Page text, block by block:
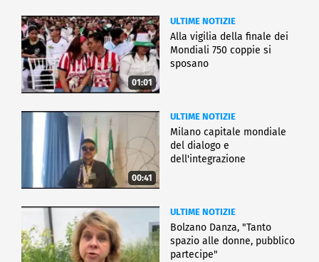
01:01
ULTIME NOTIZIE
Alla vigilia della finale dei
Mondiali 750 coppie si
sposano
00:41
ULTIME NOTIZIE
Milano capitale mondiale
del dialogo e
dell'integrazione
ULTIME NOTIZIE
Bolzano Danza, "Tanto
spazio alle donne, pubblico
partecipe"